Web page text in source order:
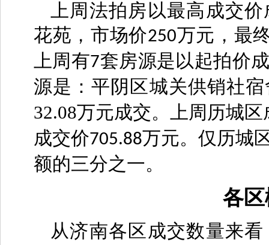
上周法拍房以最高成交
花苑，市场价250万元，最
上周有7套房源是以起拍价
源是：平阴区城关供销社
32.08万元成交。上周历城
成交价705.88万元。仅历城
额的三分之一。
各
从济南各区成交数量来